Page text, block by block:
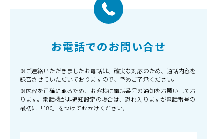
お電話でのお問い合せ
※ご連絡いただきましたお電話は、確実な対応のため、通話内容を
録音させていただいておりますので、予めご了承ください。
※内容を正確に承るため、お客様に電話番号の通知をお願いしてお
ります。電話機が非通知設定の場合は、恐れ入りますが電話番号の
最初に「186」をつけておかけください。